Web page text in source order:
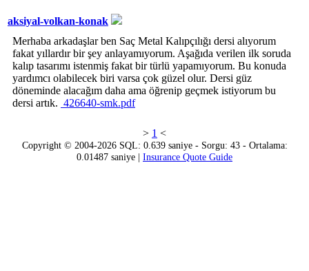
aksiyal-volkan-konak
Merhaba arkadaşlar ben Saç Metal Kalıpçılığı dersi alıyorum
fakat yıllardır bir şey anlayamıyorum. Aşağıda verilen ilk soruda
kalıp tasarımı istenmiş fakat bir türlü yapamıyorum. Bu konuda
yardımcı olabilecek biri varsa çok güzel olur. Dersi güz
döneminde alacağım daha ama öğrenip geçmek istiyorum bu
dersi artık. 426640-smk.pdf
> 1 <
Copyright © 2004-2026 SQL: 0.639 saniye - Sorgu: 43 - Ortalama:
0.01487 saniye | Insurance Quote Guide